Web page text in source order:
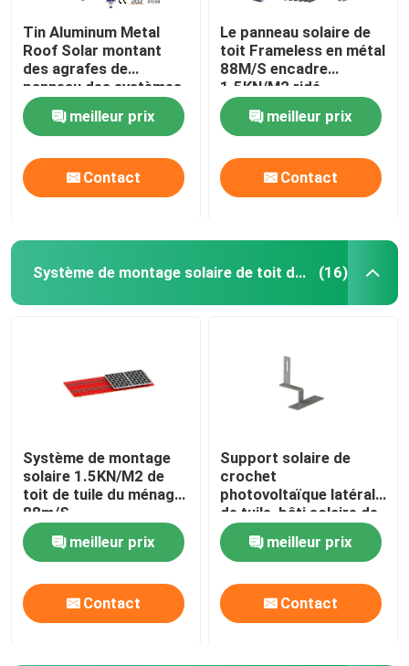
Tin Aluminum Metal
Roof Solar montant
des agrafes de
panneau des systèmes
88M/S
meilleur prix
Contact
Le panneau solaire de
toit Frameless en métal
88M/S encadre
1.5KN/M2 ridé
meilleur prix
Contact
Système de montage solaire de toit de tuile (16)
Système de montage
solaire 1.5KN/M2 de
toit de tuile du ménage
88m/S
meilleur prix
Contact
Support solaire de
crochet
photovoltaïque latéral
de tuile, bâti solaire de
la tuile AL6005
meilleur prix
Contact